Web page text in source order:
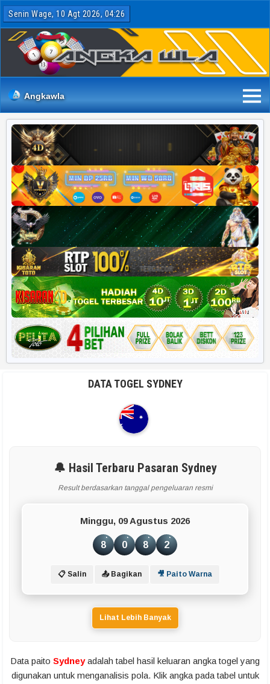
Senin Wage, 10 Agt 2026, 04:26
Angkawla
DATA TOGEL SYDNEY
🔔 Hasil Terbaru Pasaran Sydney
Result berdasarkan tanggal pengeluaran resmi
Minggu, 09 Agustus 2026
8 0 8 2
📋 Salin 📤 Bagikan 🎥 Paito Warna
Lihat Lebih Banyak
Data paito Sydneyadalah tabel hasil keluaran angka togel yang
digunakan untuk menganalisis pola. Klik angka pada tabel untuk